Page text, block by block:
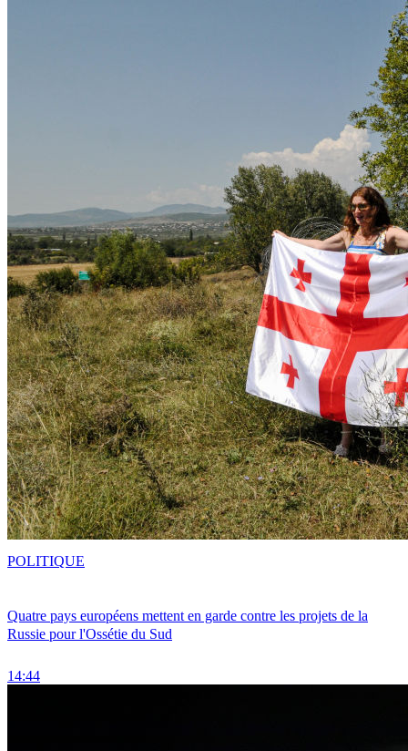
Quatre pays européens mettent en garde contre les projets de la
Russie pour l'Ossétie du Sud
14:44
POLITIQUE